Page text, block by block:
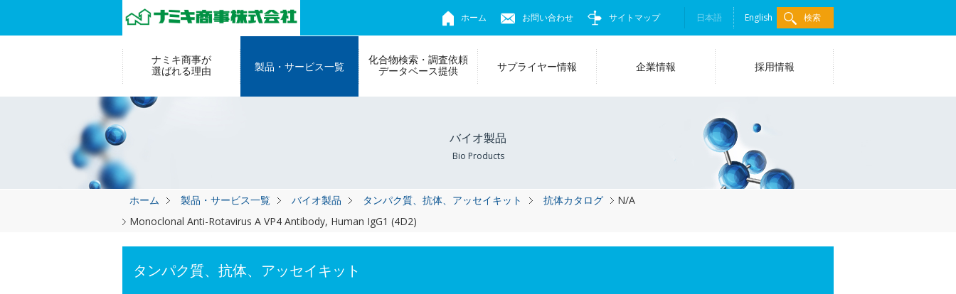
ホーム お問い合わせ サイトマップ 日本語 English 検索
ナミキ商事が
選ばれる理由
製品・サービス一覧
化合物検索・調査依頼
データベース提供
サプライヤー情報 企業情報 採用情報
バイオ製品
Bio Products
ホーム 製品・サービス一覧 バイオ製品 タンパク質、抗体、アッセイキット 抗体カタログ
N/A
Monoclonal Anti-Rotavirus A VP4 Antibody, Human IgG1 (4D2)
タンパク質、抗体、アッセイキット